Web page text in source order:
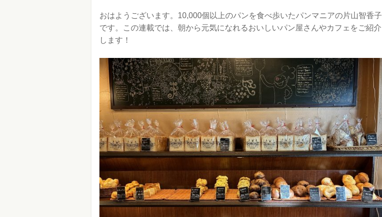
おはようございます。10,000個以上のパンを食べ歩いたパンマニアの片山智香子
です。この連載では、朝から元気になれるおいしいパン屋さんやカフェをご紹介
します！